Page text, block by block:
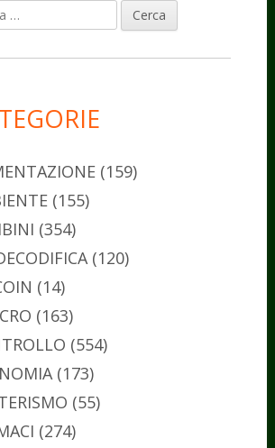
(159)
(155)
(354)
(120)
(14)
(163)
(554)
(173)
(55)
(274)